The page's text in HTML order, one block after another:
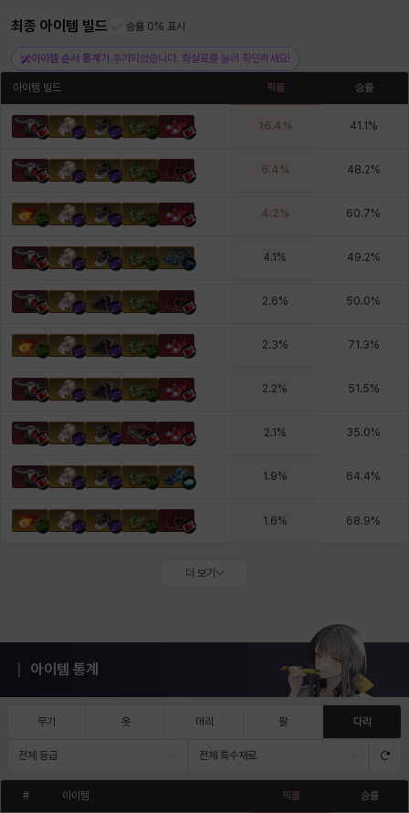
헤이즈 헨리 현우 혜진 히스이
최종 아이템 빌드 승률 0% 표시
아이템 순서 통계 가 추가되었습니다. 화살표를 눌러 확인하세요!
아이템 빌드 픽률 승률
16.4% 41.1 %
6.4% 48.2%
4.2% 60.7%
4.1 % 49.2%
2.6% 50.0%
2.3% 71.3%
2.2% 51.5%
2.1 % 35.0%
1.9% 64.4%
1.6% 68.9%
더 보기
아이템 통계
무기 옷 머리 팔 다리
전체 등급 전체 특수재료
# 아이템 픽률 승률